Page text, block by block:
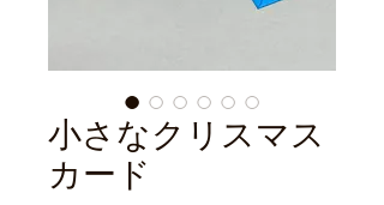
小さなクリスマス
カード